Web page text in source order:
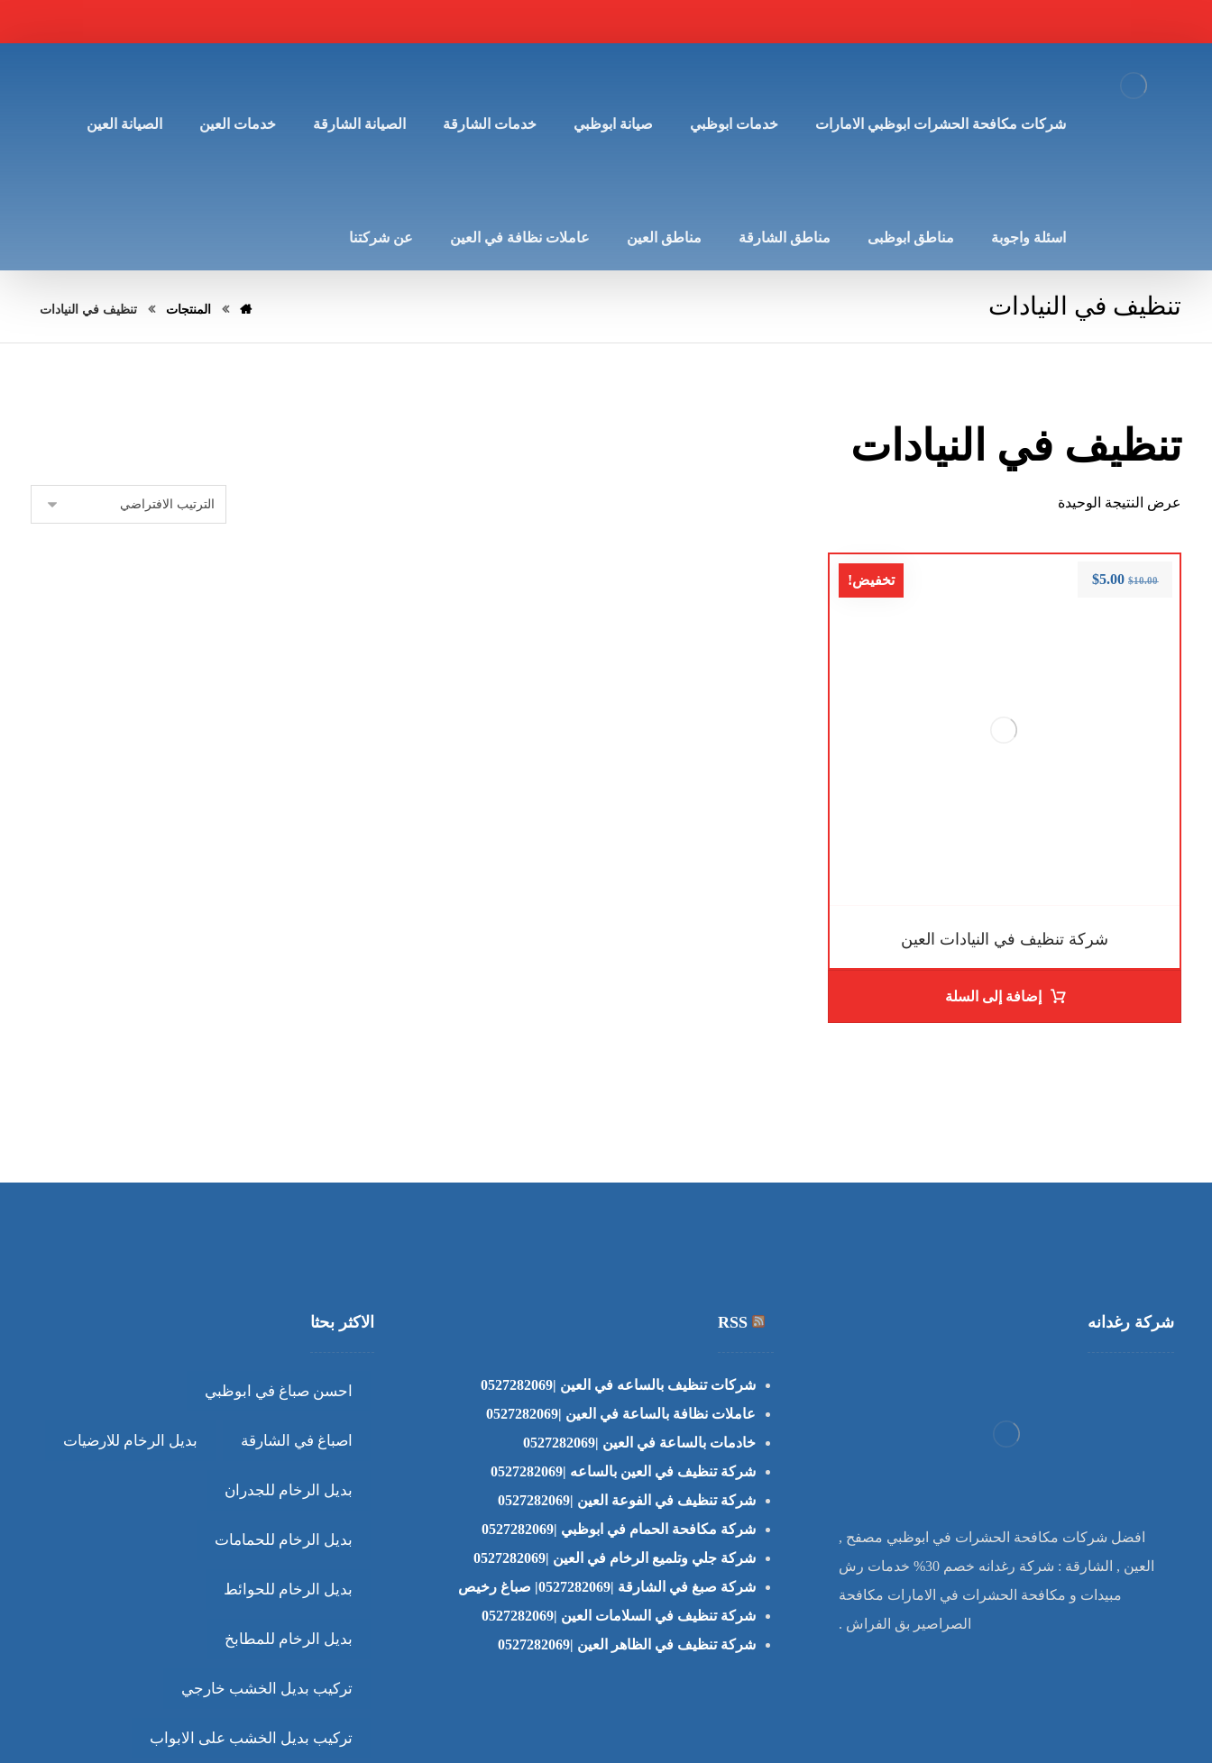
شركات مكافحة الحشرات ابوظبي الامارات خدمات ابوظبي صيانة ابوظبي خدمات الشارقة الصيانة الشارقة خدمات العين الصيانة العين
اسئلة واجوبة مناطق ابوظبى مناطق الشارقة مناطق العين عاملات نظافة في العين عن شركتنا
تنظيف في النيادات المنتجات تنظيف في النيادات
تنظيف في النيادات
عرض النتيجة الوحيدة
تخفيض!
شركة تنظيف في النيادات العين
$10.00
$5.00
إضافة إلى السلة
شركة رغدانه
افضل شركات مكافحة الحشرات في ابوظبي مصفح ,
العين , الشارقة : شركة رغدانه خصم 30% خدمات رش
مبيدات و مكافحة الحشرات في الامارات مكافحة
الصراصير بق الفراش .
RSS
شركات تنظيف بالساعه في العين |0527282069
عاملات نظافة بالساعة في العين |0527282069
خادمات بالساعة في العين |0527282069
شركة تنظيف في العين بالساعه |0527282069
شركة تنظيف في الفوعة العين |0527282069
شركة مكافحة الحمام في ابوظبي |0527282069
شركة جلي وتلميع الرخام في العين |0527282069
شركة صبغ في الشارقة |0527282069| صباغ رخيص
شركة تنظيف في السلامات العين |0527282069
شركة تنظيف في الظاهر العين |0527282069
الاكثر بحثا
احسن صباغ في ابوظبي
اصباغ في الشارقة بديل الرخام للارضيات
بديل الرخام للجدران
بديل الرخام للحمامات
بديل الرخام للحوائط
بديل الرخام للمطابخ
تركيب بديل الخشب خارجي
تركيب بديل الخشب على الابواب